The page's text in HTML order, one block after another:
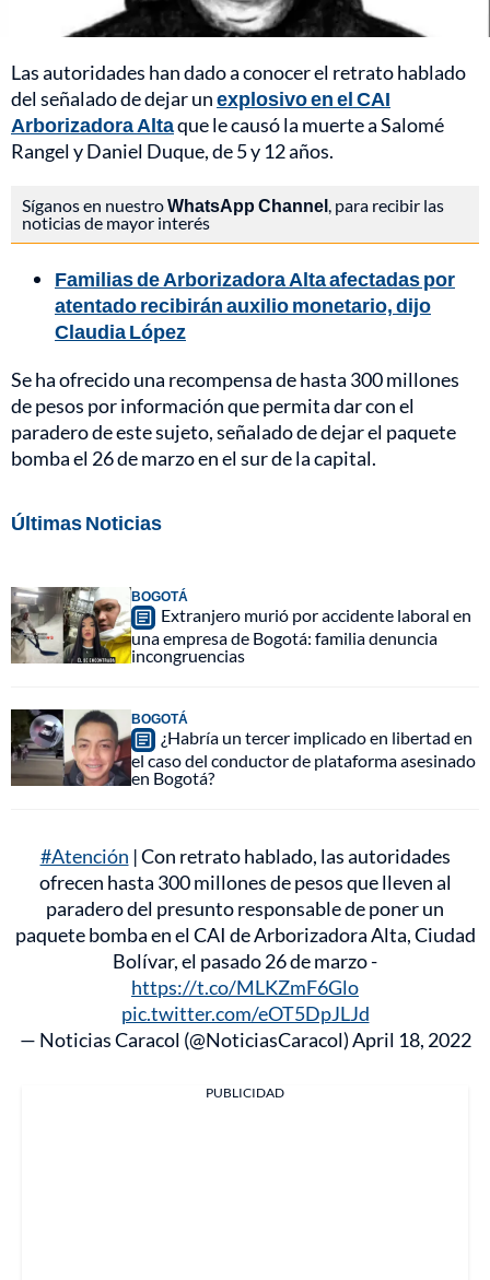
Las autoridades han dado a conocer el retrato hablado
del señalado de dejar unexplosivo en el CAI
Arborizadora Altaque le causó la muerte a Salomé
Rangel y Daniel Duque, de 5 y 12 años.
Síganos en nuestroWhatsApp Channel , para recibir las
noticias de mayor interés
Familias de Arborizadora Alta afectadas por
atentado recibirán auxilio monetario, dijo
Claudia López
Se ha ofrecido una recompensa de hasta 300 millones
de pesos por información que permita dar con el
paradero de este sujeto, señalado de dejar el paquete
bomba el 26 de marzo en el sur de la capital.
Últimas Noticias
BOGOTÁ
Extranjero murió por accidente laboral en
una empresa de Bogotá: familia denuncia
incongruencias
BOGOTÁ
¿Habría un tercer implicado en libertad en
el caso del conductor de plataforma asesinado
en Bogotá?
#Atención | Con retrato hablado, las autoridades
ofrecen hasta 300 millones de pesos que lleven al
paradero del presunto responsable de poner un
paquete bomba en el CAI de Arborizadora Alta, Ciudad
Bolívar, el pasado 26 de marzo -
https://t.co/MLKZmF6Glo
pic.twitter.com/eOT5DpJLJd
— Noticias Caracol (@NoticiasCaracol)April 18, 2022
PUBLICIDAD